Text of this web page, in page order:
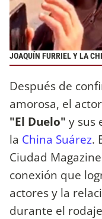
JOAQUÍN FURRIEL Y LA
Después de
amorosa, el
"El Duelo" y sus
la China Suárez.
Ciudad
conexión que
actores y la
durante el